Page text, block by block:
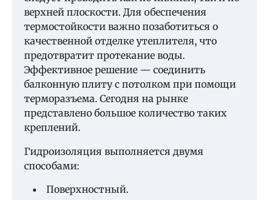
верхней плоскости. Для обеспечения
термостойкости важно позаботиться о
качественной отделке утеплителя, что
предотвратит протекание воды.
Эффективное решение — соединить
балконную плиту с потолком при помощи
терморазъема. Сегодня на рынке
представлено большое количество таких
креплений.
Гидроизоляция выполняется двумя
способами:
Поверхностный.